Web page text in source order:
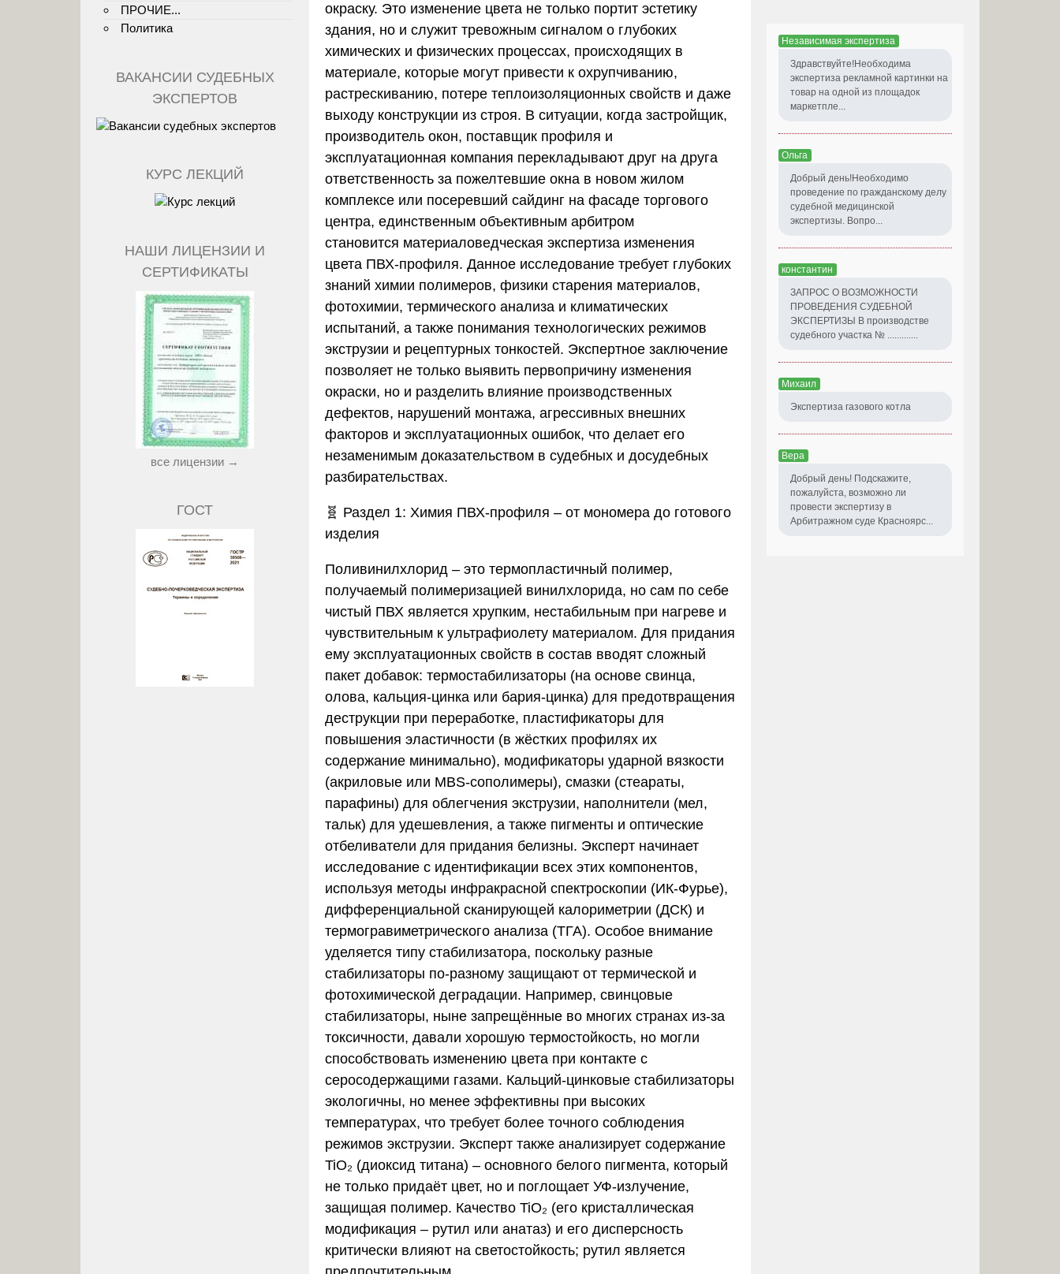
окраску. Это изменение цвета не только портит эстетику
здания, но и служит тревожным сигналом о глубоких
химических и физических процессах, происходящих в
материале, которые могут привести к охрупчиванию,
растрескиванию, потере теплоизоляционных свойств и даже
выходу конструкции из строя. В ситуации, когда застройщик,
производитель окон, поставщик профиля и
эксплуатационная компания перекладывают друг на друга
ответственность за пожелтевшие окна в новом жилом
комплексе или посеревший сайдинг на фасаде торгового
центра, единственным объективным арбитром
становится материаловедческая экспертиза изменения
цвета ПВХ-профиля. Данное исследование требует глубоких
знаний химии полимеров, физики старения материалов,
фотохимии, термического анализа и климатических
испытаний, а также понимания технологических режимов
экструзии и рецептурных тонкостей. Экспертное заключение
позволяет не только выявить первопричину изменения
окраски, но и разделить влияние производственных
дефектов, нарушений монтажа, агрессивных внешних
факторов и эксплуатационных ошибок, что делает его
незаменимым доказательством в судебных и досудебных
разбирательствах.
🧬 Раздел 1: Химия ПВХ-профиля – от мономера до готового
изделия
Поливинилхлорид – это термопластичный полимер,
получаемый полимеризацией винилхлорида, но сам по себе
чистый ПВХ является хрупким, нестабильным при нагреве и
чувствительным к ультрафиолету материалом. Для придания
ему эксплуатационных свойств в состав вводят сложный
пакет добавок: термостабилизаторы (на основе свинца,
олова, кальция-цинка или бария-цинка) для предотвращения
деструкции при переработке, пластификаторы для
повышения эластичности (в жёстких профилях их
содержание минимально), модификаторы ударной вязкости
(акриловые или MBS-сополимеры), смазки (стеараты,
парафины) для облегчения экструзии, наполнители (мел,
тальк) для удешевления, а также пигменты и оптические
отбеливатели для придания белизны. Эксперт начинает
исследование с идентификации всех этих компонентов,
используя методы инфракрасной спектроскопии (ИК-Фурье),
дифференциальной сканирующей калориметрии (ДСК) и
термогравиметрического анализа (ТГА). Особое внимание
уделяется типу стабилизатора, поскольку разные
стабилизаторы по-разному защищают от термической и
фотохимической деградации. Например, свинцовые
стабилизаторы, ныне запрещённые во многих странах из-за
токсичности, давали хорошую термостойкость, но могли
способствовать изменению цвета при контакте с
серосодержащими газами. Кальций-цинковые стабилизаторы
экологичны, но менее эффективны при высоких
температурах, что требует более точного соблюдения
режимов экструзии. Эксперт также анализирует содержание
TiO₂ (диоксид титана) – основного белого пигмента, который
не только придаёт цвет, но и поглощает УФ-излучение,
защищая полимер. Качество TiO₂ (его кристаллическая
модификация – рутил или анатаз) и его дисперсность
критически влияют на светостойкость; рутил является
ПРОЧИЕ...
Политика
ВАКАНСИИ СУДЕБНЫХ
ЭКСПЕРТОВ
КУРС ЛЕКЦИЙ
НАШИ ЛИЦЕНЗИИ И
СЕРТИФИКАТЫ
все лицензии →
ГОСТ
Независимая экспертиза
Здравствуйте!Необходима
экспертиза рекламной картинки на
товар на одной из площадок
маркетпле...
Ольга
Добрый день!Необходимо
проведение по гражданскому делу
судебной медицинской
экспертизы. Вопро...
константин
ЗАПРОС О ВОЗМОЖНОСТИ
ПРОВЕДЕНИЯ СУДЕБНОЙ
ЭКСПЕРТИЗЫ В производстве
судебного участка № .............
Михаил
Экспертиза газового котла
Вера
Добрый день! Подскажите,
пожалуйста, возможно ли
провести экспертизу в
Арбитражном суде Красноярс...